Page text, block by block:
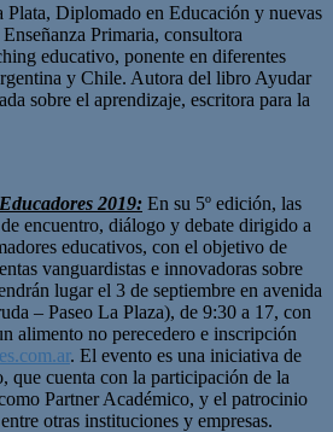
Diplomado en Educación y nuevas
Primaria, consultora
educativo, ponente en diferentes
y Chile. Autora del libro Ayudar
sobre el aprendizaje, escritora para la
2019: En su 5º edición, las
encuentro, diálogo y debate dirigido a
educativos, con el objetivo de
vanguardistas e innovadoras sobre
lugar el 3 de septiembre en avenida
– Paseo La Plaza), de 9:30 a 17, con
alimento no perecedero e inscripción
. El evento es una iniciativa de
que cuenta con la participación de la
Partner Académico, y el patrocinio
otras instituciones y empresas.